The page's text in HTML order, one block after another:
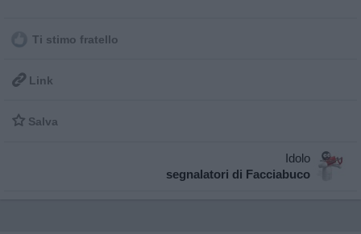
Ti stimo fratello
 Link
 Salva
Idolo
segnalatori di Facciabuco